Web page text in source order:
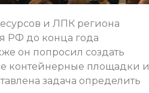
и ЛПК региона
РФ до конца года
он попросил создать
контейнерные площадки и
задача определить